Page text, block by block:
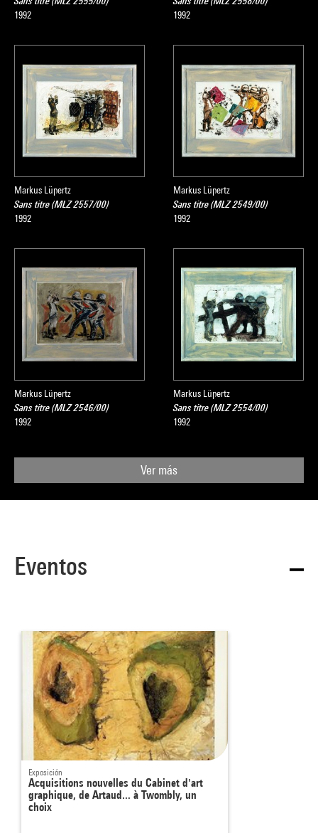
1992
1992
Markus Lüpertz
Sans titre (MLZ 2557/00)
1992
Markus Lüpertz
Sans titre (MLZ 2549/00)
1992
Markus Lüpertz
Sans titre (MLZ 2546/00)
1992
Markus Lüpertz
Sans titre (MLZ 2554/00)
1992
Ver más
Eventos
Exposición
Acquisitions nouvelles du Cabinet d'art
graphique, de Artaud... à Twombly, un
choix